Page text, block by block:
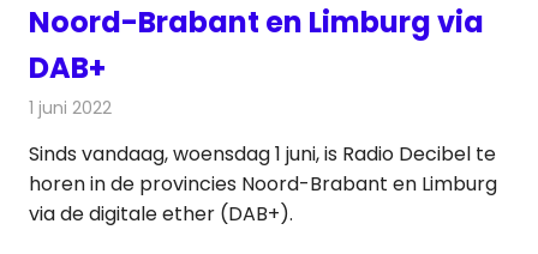
Noord-Brabant en Limburg via
DAB+
1 juni 2022
Sinds vandaag, woensdag 1 juni, is Radio Decibel te
horen in de provincies Noord-Brabant en Limburg
via de digitale ether (DAB+).